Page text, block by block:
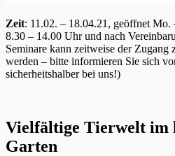
Zeit: 11.02. – 18.04.21, geöffnet
8.30 – 14.00 Uhr und nach
Seminare kann zeitweise der Zugang
werden – bitte informieren Sie sich
sicherheitshalber bei uns!)
Vielfältige Tierwelt im
Garten